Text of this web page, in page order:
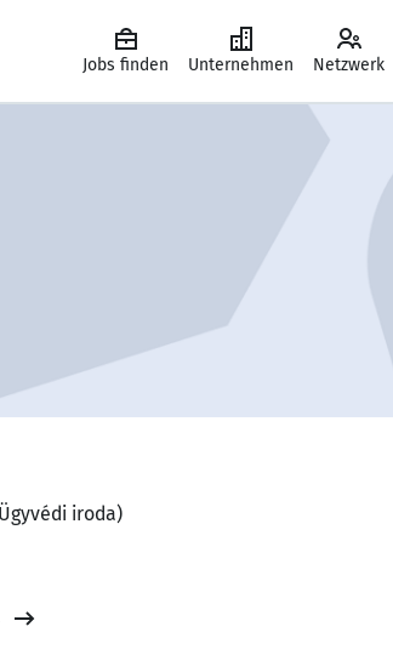
Jobs finden Unternehmen Netzwerk
iroda)